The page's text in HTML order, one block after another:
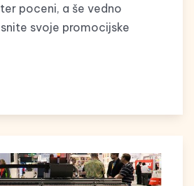
poceni, a še vedno
svoje promocijske